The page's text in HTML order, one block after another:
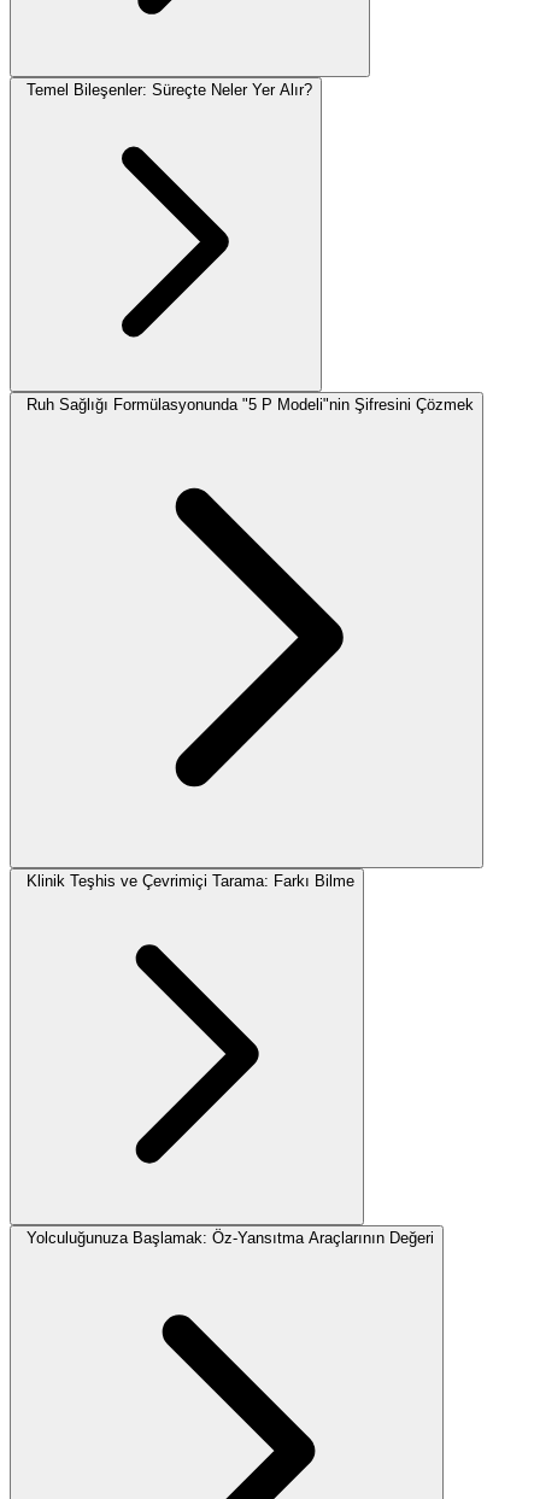
Temel Bileşenler: Süreçte Neler Yer Alır?
Ruh Sağlığı Formülasyonunda "5 P Modeli"nin Şifresini Çözmek
Klinik Teşhis ve Çevrimiçi Tarama: Farkı Bilme
Yolculuğunuza Başlamak: Öz-Yansıtma Araçlarının Değeri